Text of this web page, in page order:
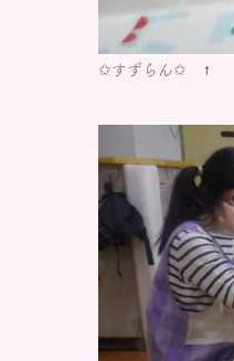
✩すずらん✩ ↑